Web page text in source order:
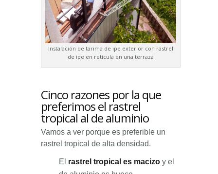
Instalación de tarima de ipe exterior con rastrel
de ipe en retícula en una terraza
Cinco razones por la que
preferimos el rastrel
tropical al de aluminio
Vamos a ver porque es preferible un
rastrel tropical de alta densidad.
El rastrel tropical es macizoy el